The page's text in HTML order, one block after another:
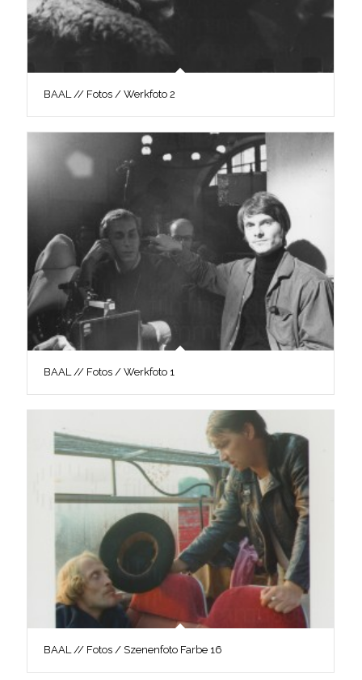
BAAL // Fotos / Werkfoto 2
BAAL // Fotos / Werkfoto 1
BAAL // Fotos / Szenenfoto Farbe 16